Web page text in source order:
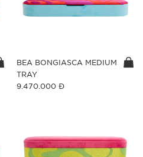
BEA BONGIASCA MEDIUM
TRAY
9.470.000 Đ